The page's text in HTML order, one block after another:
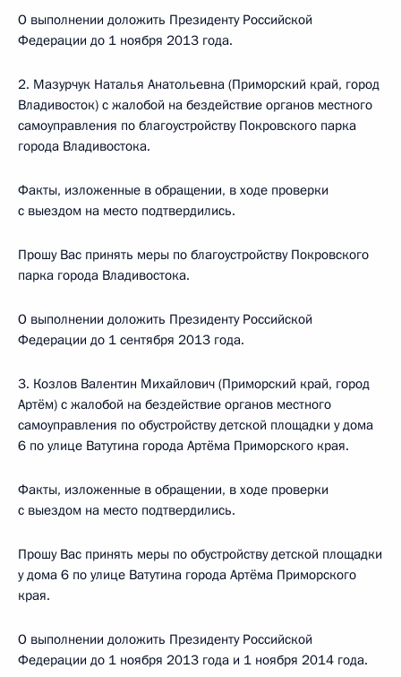
О выполнении доложить Президенту Российской
Федерации до 1 ноября 2013 года.
2. Мазурчук Наталья Анатольевна (Приморский край, город
Владивосток) с жалобой на бездействие органов местного
самоуправления по благоустройству Покровского парка
города Владивостока.
Факты, изложенные в обращении, в ходе проверки
с выездом на место подтвердились.
Прошу Вас принять меры по благоустройству Покровского
парка города Владивостока.
О выполнении доложить Президенту Российской
Федерации до 1 сентября 2013 года.
3. Козлов Валентин Михайлович (Приморский край, город
Артём) с жалобой на бездействие органов местного
самоуправления по обустройству детской площадки у дома
6 по улице Ватутина города Артёма Приморского края.
Факты, изложенные в обращении, в ходе проверки
с выездом на место подтвердились.
Прошу Вас принять меры по обустройству детской площадки
у дома 6 по улице Ватутина города Артёма Приморского
края.
О выполнении доложить Президенту Российской
Федерации до 1 ноября 2013 года и 1 ноября 2014 года.